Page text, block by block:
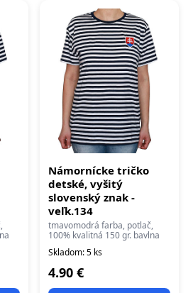
Námornícke tričko
detské, vyšitý
slovenský znak -
veľk.134
tmavomodrá farba, potlač,
100% kvalitná 150 gr. bavlna
Skladom: 5 ks
4.90 €